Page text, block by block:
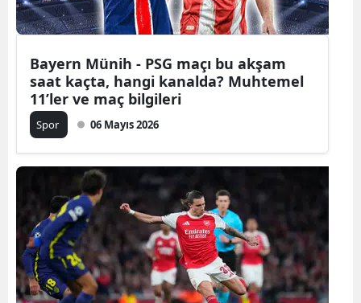
Bayern Münih - PSG maçı bu akşam
saat kaçta, hangi kanalda? Muhtemel
11’ler ve maç bilgileri
Spor 06 Mayıs 2026